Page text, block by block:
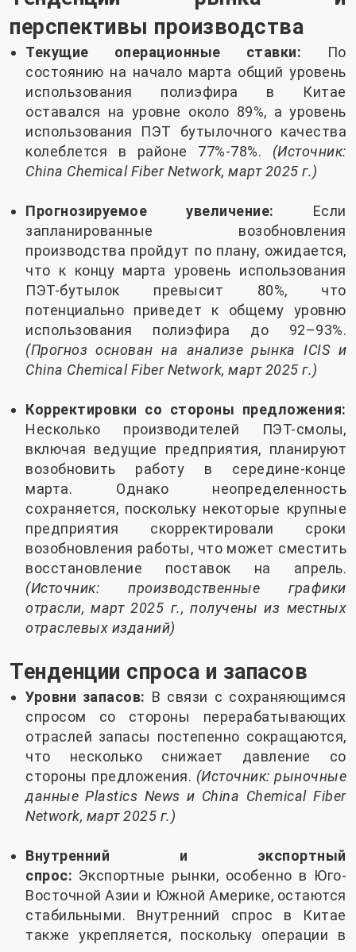
перспективы производства
Текущие операционные ставки:
По
состоянию на начало марта общий уровень
использования полиэфира в Китае
оставался на уровне около 89%, а уровень
использования ПЭТ бутылочного качества
колеблется в районе 77%-78%. (Источник:
China Chemical Fiber Network, март 2025 г.)
Прогнозируемое увеличение: Если
запланированные возобновления
производства пройдут по плану, ожидается,
что к концу марта уровень использования
ПЭТ-бутылок превысит 80%, что
потенциально приведет к общему уровню
использования полиэфира до 92–93%.
(Прогноз основан на анализе рынка ICIS и
China Chemical Fiber Network, март 2025 г.)
Корректировки со стороны предложения:
Несколько производителей ПЭТ-смолы,
включая ведущие предприятия, планируют
возобновить работу в середине-конце
марта. Однако неопределенность
сохраняется, поскольку некоторые крупные
предприятия скорректировали сроки
возобновления работы, что может сместить
восстановление поставок на апрель.
(Источник: производственные графики
отрасли, март 2025 г., получены из местных
отраслевых изданий)
Тенденции спроса и запасов
Уровни запасов: В связи с сохраняющимся
спросом со стороны перерабатывающих
отраслей запасы постепенно сокращаются,
что несколько снижает давление со
стороны предложения. (Источник: рыночные
данные Plastics News и China Chemical Fiber
Network, март 2025 г.)
Внутренний и экспортный
спрос: Экспортные рынки, особенно в Юго-
Восточной Азии и Южной Америке, остаются
стабильными. Внутренний спрос в Китае
также укрепляется, поскольку операции в